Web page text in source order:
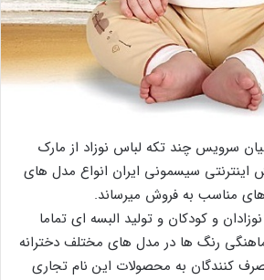
سرویس چند تکه لباس نوزاد از مارک
اینترنتی سیسمونی ایران انواع مدل های
مناسب به فروش میرساند.
و کودکان و تولید البسه ای تماما
رنگ ها در مدل های مختلف دخترانه
کنندگان به محصولات این نام تجاری